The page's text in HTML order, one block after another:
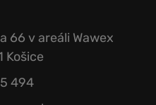
66 v areáli Wawex
Košice
494